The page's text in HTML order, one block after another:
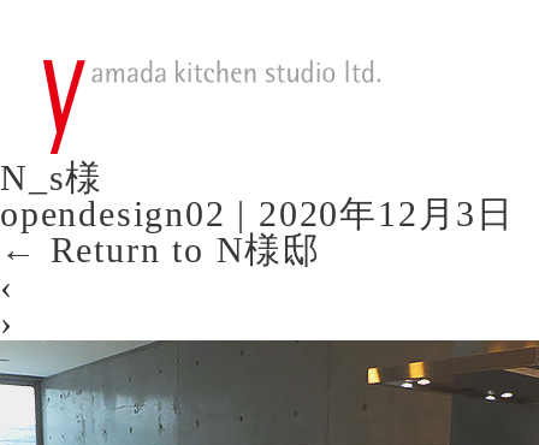
N_s様
opendesign02 | 2020年12月3日
← Return to N様邸
‹
›